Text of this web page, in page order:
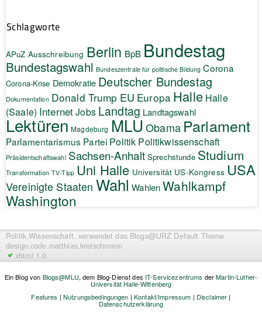
Schlagworte
APuZ Ausschreibung Berlin BpB Bundestag
Bundestagswahl Bundeszentrale für politische Bildung Corona
Corona-Krise Demokratie Deutscher Bundestag
Dokumentation Donald Trump EU Europa Halle Halle
(Saale) InternetJobs Landtag Landtagswahl
Lektüren Magdeburg MLU Obama Parlament
Parlamentarismus Partei Politik Politikwissenschaft
Präsidentschaftswahl Sachsen-Anhalt Sprechstunde Studium
Transformation TV-Tipp Uni Halle Universität US-Kongress USA
Vereinigte Staaten Wahl Wahlen Wahlkampf
Washington
Politik.Wissenschaft. verwendet das Blogs@URZ Default Theme
design.code.matthias.kretschmann
xhtml 1.0
Ein Blog von Blogs@MLU, dem Blog-Dienst des IT-Servicezentrums derMartin-Luther-
Universität Halle-Wittenberg
Features | Nutzungsbedingungen |Kontakt/Impressum | Disclaimer |
Datenschutzerklärung